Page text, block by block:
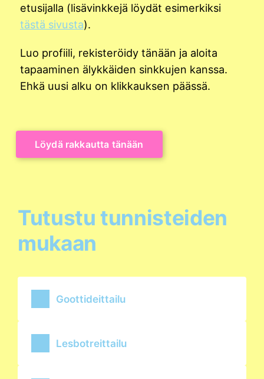
etusijalla (lisävinkkejä löydät esimerkiksi
tästä sivusta).
Luo profiili, rekisteröidy tänään ja aloita
tapaaminen älykkäiden sinkkujen kanssa.
Ehkä uusi alku on klikkauksen päässä.
Löydä rakkautta tänään
Tutustu tunnisteiden
mukaan
Goottideittailu
Lesbotreittailu